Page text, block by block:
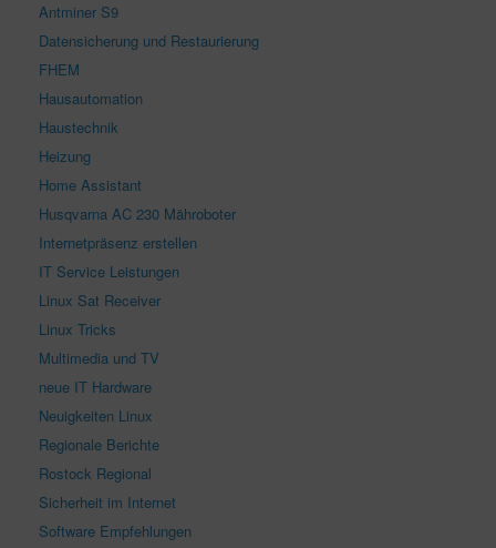
Antminer S9
Datensicherung und Restaurierung
FHEM
Hausautomation
Haustechnik
Heizung
Home Assistant
Husqvarna AC 230 Mähroboter
Internetpräsenz erstellen
IT Service Leistungen
Linux Sat Receiver
Linux Tricks
Multimedia und TV
neue IT Hardware
Neuigkeiten Linux
Regionale Berichte
Rostock Regional
Sicherheit im Internet
Software Empfehlungen